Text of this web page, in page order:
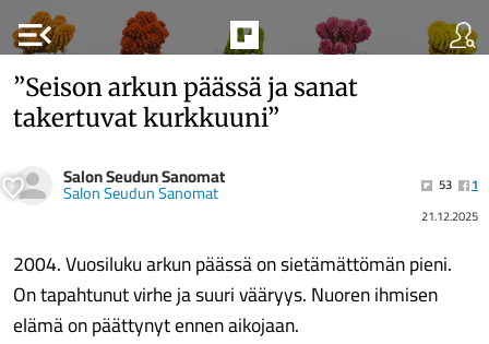
menu_open
”Seison arkun päässä ja sanat
takertuvat kurkkuuni”
Salon Seudun Sanomat
Salon Seudun Sanomat 53
1
21.12.2025
2004. Vuosiluku arkun päässä on sietämättömän pieni.
On tapahtunut virhe ja suuri vääryys. Nuoren ihmisen
elämä on päättynyt ennen aikojaan.